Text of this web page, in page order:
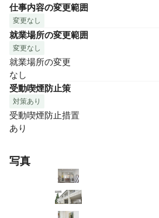
仕事内容の変更範囲
変更なし
就業場所の変更範囲
変更なし
就業場所の変更
なし
受動喫煙防止策
対策あり
受動喫煙防止措置
あり
写真